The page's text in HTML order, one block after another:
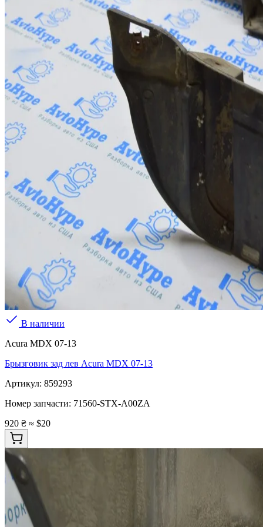
В наличии
Acura MDX 07-13
Брызговик зад лев Acura MDX 07-13
Артикул: 859293
Номер запчасти: 71560-STX-A00ZA
920 ₴ ≈ $20